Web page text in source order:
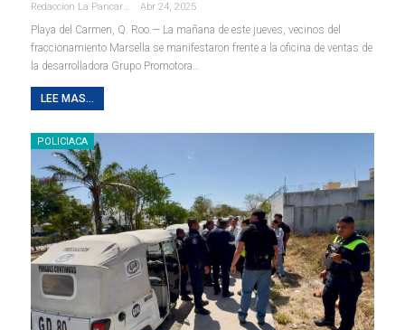
Redaccion La Pancarta De Quintana Roo Abr 24, 2025
Playa del Carmen, Q. Roo.— La mañana de este jueves, vecinos del
fraccionamiento Marsella se manifestaron frente a la oficina de ventas de
la desarrolladora Grupo Promotora…
LEE MAS...
POLICIACA